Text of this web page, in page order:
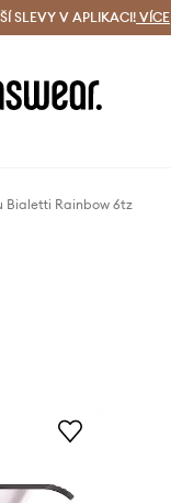
Doručení i do 24 h
SLEVY V APLIKACI!VÍCE
Bialetti Rainbow 6tz